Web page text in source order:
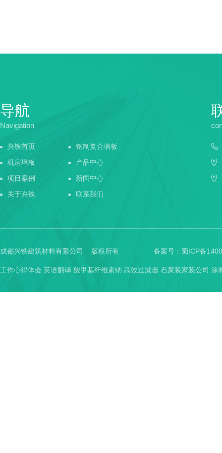
导航
Navigation
兴铁首页
钢制复合墙板
机房墙板
产品中心
项目案例
新闻中心
关于兴铁
联系我们
成都兴铁建筑材料有限公司 版权所有 备案号： 蜀ICP备
工作心得体会 英语翻译 羧甲基纤维素钠 高效过滤器 石家装家装公司 涂